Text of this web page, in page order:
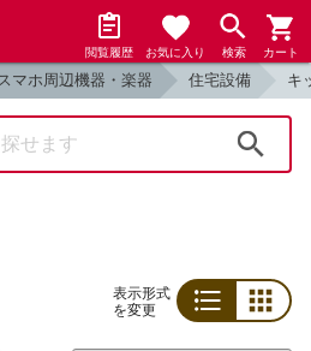
閲覧履歴 お気に入り 検索 カート
マホ周辺機器・楽器 住宅設備 キ
表示形式
を変更